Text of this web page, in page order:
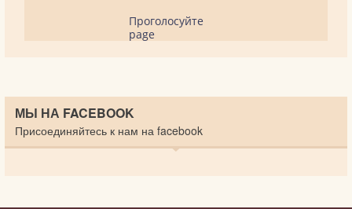
Проголосуйте
page
МЫ НА FACEBOOK
Присоединяйтесь к нам на facebook